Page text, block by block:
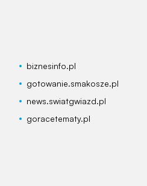
biznesinfo.pl
gotowanie.smakosze.pl
news.swiatgwiazd.pl
goracetematy.pl